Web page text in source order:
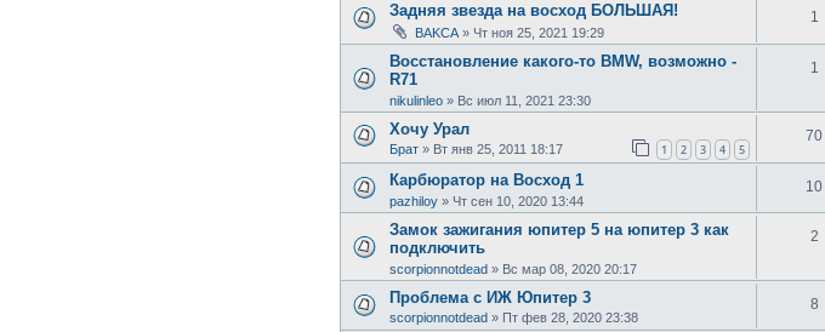
Задняя звезда на восход БОЛЬШАЯ!
BAKCA » Чт ноя 25, 2021 19:29
1
Восстановление какого-то BMW, возможно -
R71
nikulinleo » Вс июл 11, 2021 23:30
1
Хочу Урал
Брат » Вт янв 25, 2011 18:17 1 2 3 4 5
70
Карбюратор на Восход 1
pazhiloy » Чт сен 10, 2020 13:44
10
Замок зажигания юпитер 5 на юпитер 3 как
подключить
scorpionnotdead » Вс мар 08, 2020 20:17
2
Проблема с ИЖ Юпитер 3
scorpionnotdead » Пт фев 28, 2020 23:38
8